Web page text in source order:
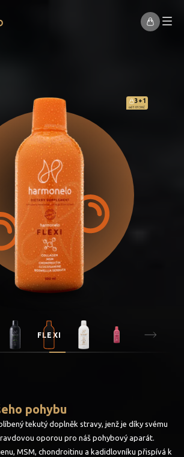
3+1
od 1 013 Kč
FLEXI
pohybu
tekutý doplněk stravy, jenž je díky svému
oporou pro náš pohybový aparát.
MSM, chondroitinu a kadidlovníku přispívá k